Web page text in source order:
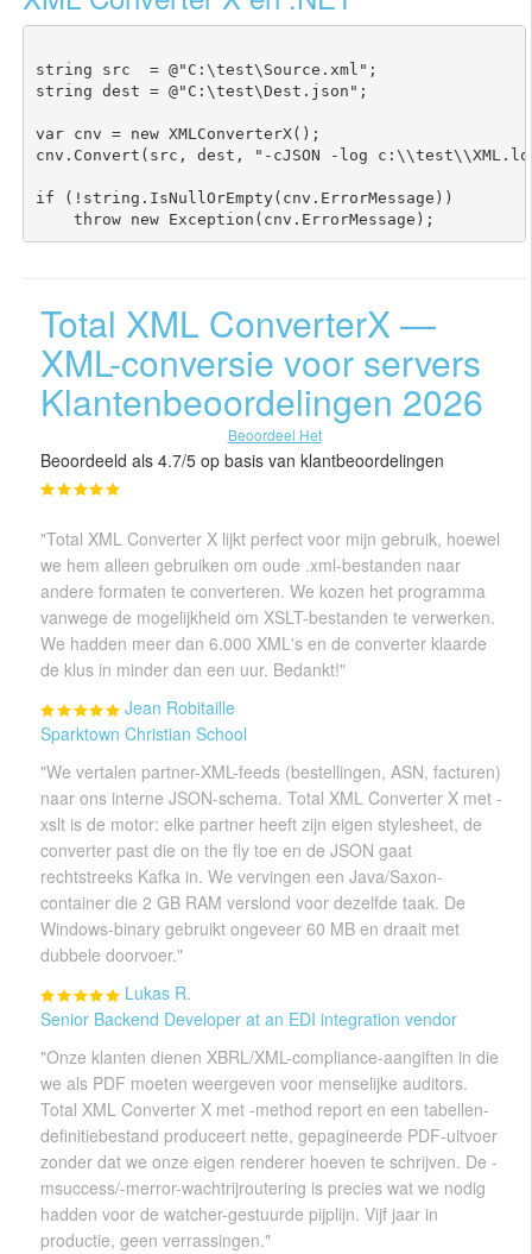
string src  = @"C:\test\Source.xml";
string dest = @"C:\test\Dest.json";
var cnv = new XMLConverterX();
cnv.Convert(src, dest, "-cJSON -log
if (!string.IsNullOrEmpty(cnv.ErrorMessage))
Total XML ConverterX —
XML-conversie voor servers
Klantenbeoordelingen 2026
Beoordeel Het
Beoordeeld als 4.7/5 op basis van klantbeoordelingen
"Total XML Converter X lijkt perfect voor mijn gebruik, hoewel
we hem alleen gebruiken om oude .xml-bestanden naar
andere formaten te converteren. We kozen het programma
vanwege de mogelijkheid om XSLT-bestanden te verwerken.
We hadden meer dan 6.000 XML's en de converter klaarde
de klus in minder dan een uur. Bedankt!"
Jean Robitaille
Sparktown Christian School
"We vertalen partner-XML-feeds (bestellingen, ASN, facturen)
naar ons interne JSON-schema. Total XML Converter X met -
xslt is de motor: elke partner heeft zijn eigen stylesheet, de
converter past die on the fly toe en de JSON gaat
rechtstreeks Kafka in. We vervingen een Java/Saxon-
container die 2 GB RAM verslond voor dezelfde taak. De
Windows-binary gebruikt ongeveer 60 MB en draait met
dubbele doorvoer."
Lukas R.
Senior Backend Developer at an EDI integration vendor
"Onze klanten dienen XBRL/XML-compliance-aangiften in die
we als PDF moeten weergeven voor menselijke auditors.
Total XML Converter X met -method report en een tabellen-
definitiebestand produceert nette, gepagineerde PDF-uitvoer
zonder dat we onze eigen renderer hoeven te schrijven. De -
msuccess/-merror-wachtrijroutering is precies wat we nodig
hadden voor de watcher-gestuurde pijplijn. Vijf jaar in
productie, geen verrassingen."